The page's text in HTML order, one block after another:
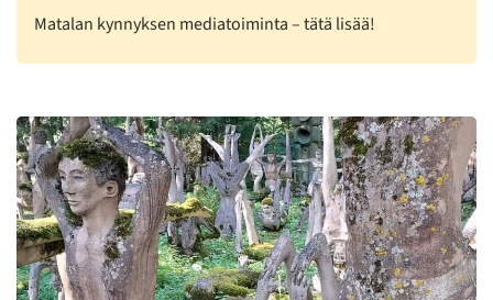
Matalan kynnyksen mediatoiminta – tätä lisää!